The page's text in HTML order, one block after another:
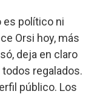
es político ni
Orsi hoy, más
deja en claro
regalados.
público. Los